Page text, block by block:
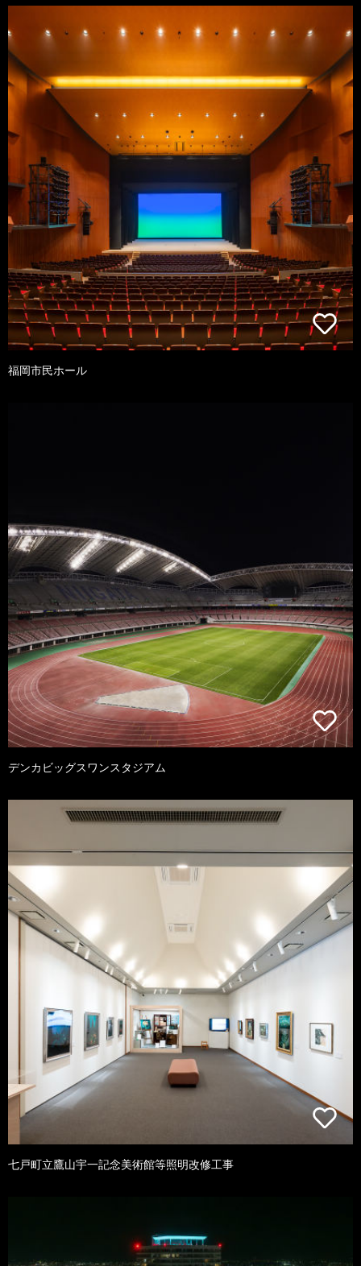
福岡市民ホール
デンカビッグスワンスタジアム
七戸町立鷹山宇一記念美術館等照明改修工事